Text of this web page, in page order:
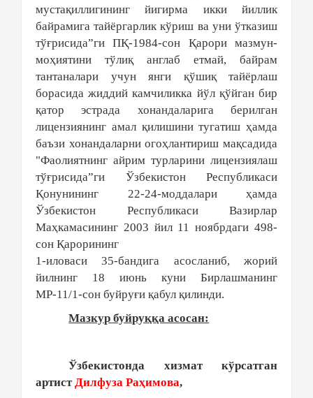
мустақиллигининг йигирма икки йиллик
байрамига тайёргарлик кўриш ва уни ўтказиш
тўғрисида”ги ПҚ-1984-сон Қарори мазмун-
моҳиятини тўлиқ англаб етмай, байрам
тантаналари учун янги қўшиқ тайёрлаш
борасида жиддий камчиликка йўл қўйган бир
қатор эстрада хонандаларига берилган
лицензиянинг амал қилишини тугатиш ҳамда
баъзи хонандаларни огоҳлантириш мақсадида
"Фаолиятнинг айрим турларини лицензиялаш
тўғрисида”ги Ўзбекистон Республикаси
Қонунининг 22-24-моддалари ҳамда
Ўзбекистон Республикаси Вазирлар
Маҳкамасининг 2003 йил 11 ноябрдаги 498-
сон Қарорининг
1-иловаси 35-бандига асосланиб, жорий
йилнинг 18 июнь куни Бирлашманинг
МР-11/1-сон буйруғи қабул қилинди.
Мазкур буйруққа асосан:
Ўзбекистонда хизмат кўрсатган
артистДилфуза Раҳимова,